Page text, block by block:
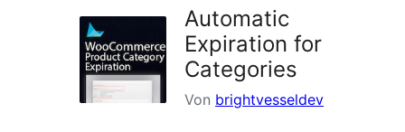
Automatic
Expiration for
Categories
Von brightvesseldev